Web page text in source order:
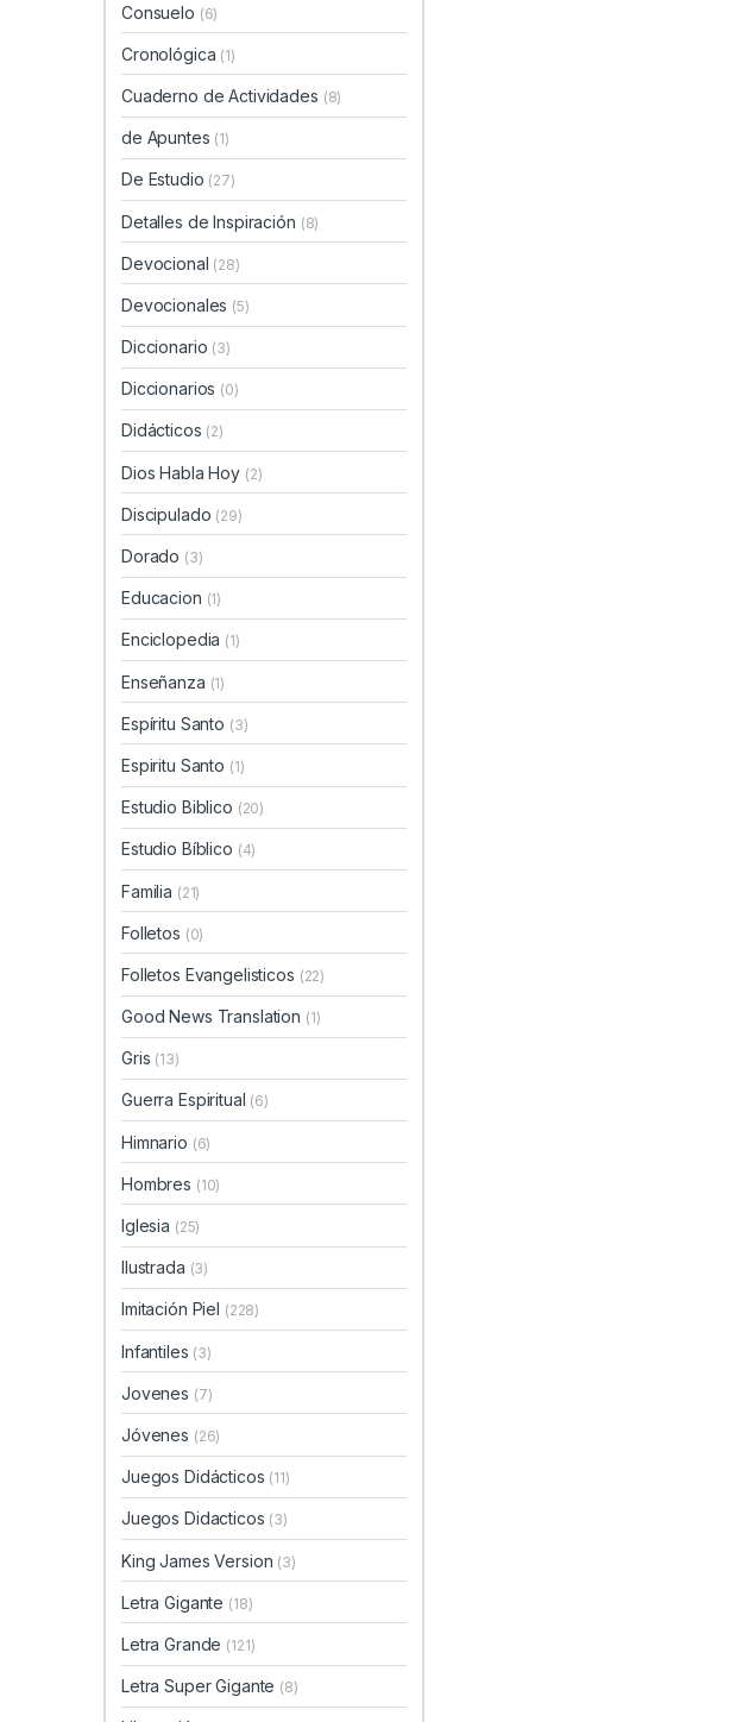
Consuelo (6)
Cronológica (1)
Cuaderno de Actividades (8)
de Apuntes (1)
De Estudio (27)
Detalles de Inspiración (8)
Devocional (28)
Devocionales (5)
Diccionario (3)
Diccionarios (0)
Didácticos (2)
Dios Habla Hoy (2)
Discipulado (29)
Dorado (3)
Educacion (1)
Enciclopedia (1)
Enseñanza (1)
Espíritu Santo (3)
Espiritu Santo (1)
Estudio Biblico (20)
Estudio Bíblico (4)
Familia (21)
Folletos (0)
Folletos Evangelisticos (22)
Good News Translation (1)
Gris (13)
Guerra Espiritual (6)
Himnario (6)
Hombres (10)
Iglesia (25)
Ilustrada (3)
Imitación Piel (228)
Infantiles (3)
Jovenes (7)
Jóvenes (26)
Juegos Didácticos (11)
Juegos Didacticos (3)
King James Version (3)
Letra Gigante (18)
Letra Grande (121)
Letra Super Gigante (8)